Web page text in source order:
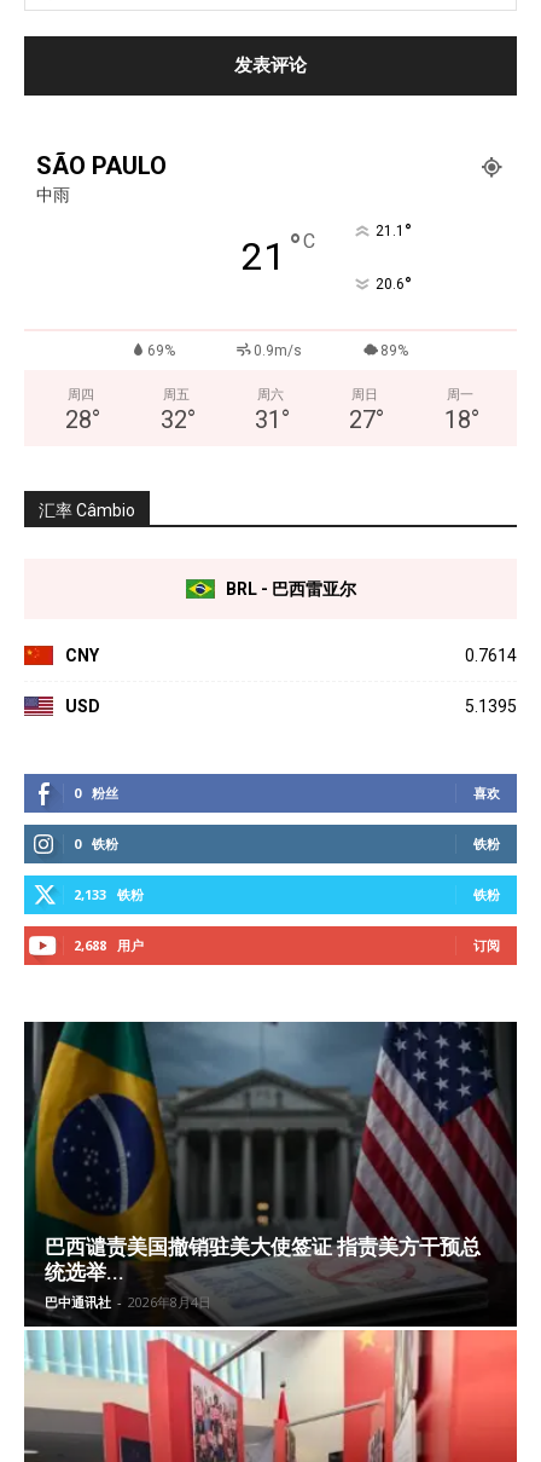
SÃO PAULO
中雨
21 °C 21.1 °
20.6°
69% 0.9m/s 89%
周四
28°
周五
32°
周六
31 °
周日
27°
周一
18°
汇率 Câmbio
BRL - 巴西雷亚尔
CNY 0.7614
USD 5.1395
0 粉丝 喜欢
0 铁粉 铁粉
2,133 铁粉 铁粉
2,688 用户 订阅
巴西谴责美国撤销驻美大使签证 指责美方干预总
统选举...
巴中通讯社 - 2026年8月4日